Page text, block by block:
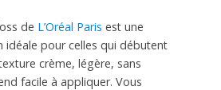
de L’Oréal Paris est une
idéale pour celles qui débutent
crème, légère, sans
facile à appliquer. Vous